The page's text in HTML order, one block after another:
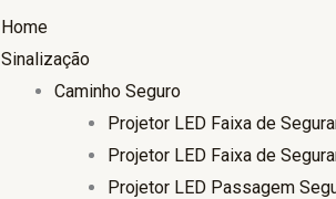
Home
Sinalização
Caminho Seguro
Projetor LED Faixa de
Projetor LED Faixa de
Projetor LED Passagem